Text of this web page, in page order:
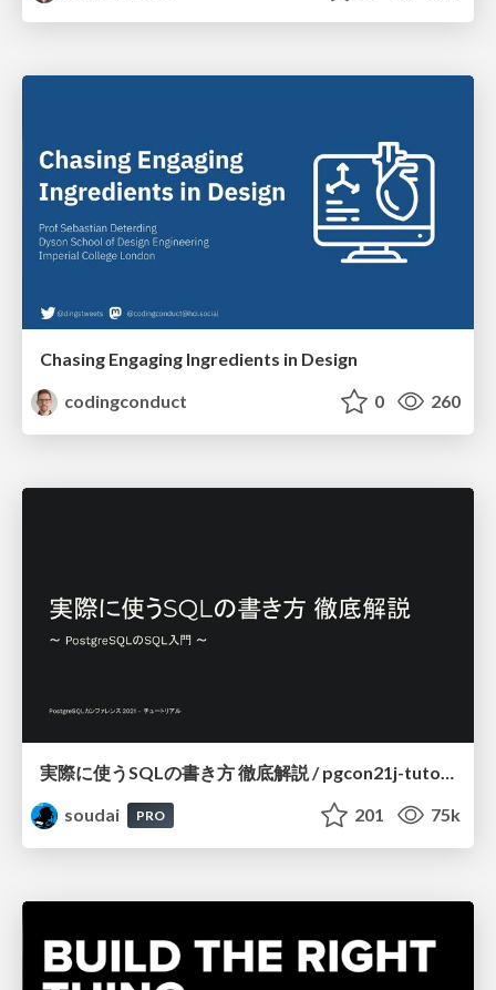
Chasing Engaging Ingredients in Design
codingconduct
0 260
soudai
PRO 201 75k